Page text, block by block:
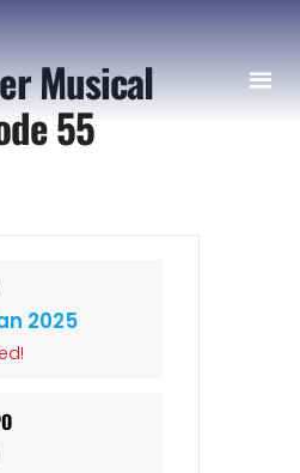
Musical
55
2025